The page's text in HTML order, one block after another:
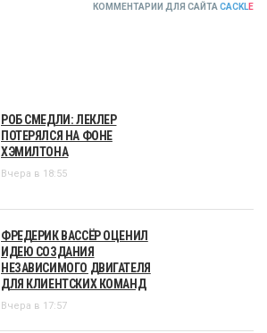
КОММЕНТАРИИ ДЛЯ САЙТА CACKLE
РОБ СМЕДЛИ: ЛЕКЛЕР
ПОТЕРЯЛСЯ НА ФОНЕ
ХЭМИЛТОНА
Вчера в 18:55
ФРЕДЕРИК ВАССЁР ОЦЕНИЛ
ИДЕЮ СОЗДАНИЯ
НЕЗАВИСИМОГО ДВИГАТЕЛЯ
ДЛЯ КЛИЕНТСКИХ КОМАНД
Вчера в 17:57